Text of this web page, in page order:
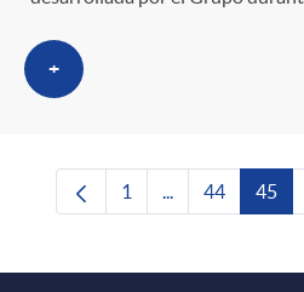
+
Página
1 ...PáginasPágina
44 45